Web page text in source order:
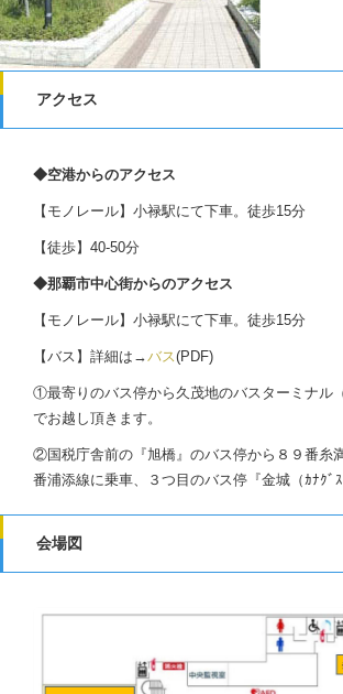
アクセス
◆空港からのアクセス
【モノレール】 小禄駅にて下車。徒歩15分
【徒歩】40-50分
◆那覇市中心街からのアクセス
【モノレール】小禄駅にて下車。徒歩15分
【バス】詳細は→バス(PDF)
①最寄りのバス停から久茂地のバスターミナル
でお越し頂きます。
②国税庁舎前の『旭橋』のバス停から８９番糸
番浦添線に乗車、３つ目のバス停『金城（ｶﾅｸﾞｽ
会場図